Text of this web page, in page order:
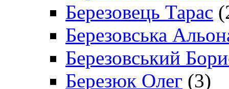
Березовець Тарас
Березовська
Березовський
Березюк Олег (3)